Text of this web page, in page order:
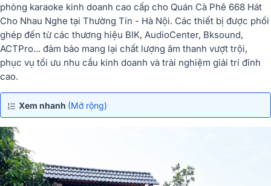
phòng karaoke kinh doanh cao cấp cho Quán Cà Phê 668 Hát
Cho Nhau Nghe tại Thường Tín - Hà Nội. Các thiết bị được phối
ghép đến từ các thương hiệu BIK, AudioCenter, Bksound,
ACTPro... đảm bảo mang lại chất lượng âm thanh vượt trội,
phục vụ tối ưu nhu cầu kinh doanh và trải nghiệm giải trí đỉnh
cao.
Xem nhanh (Mở rộng)